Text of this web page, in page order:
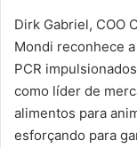
Dirk Gabriel, COO
Mondi reconhece
PCR
como líder de
alimentos para
esforçando para